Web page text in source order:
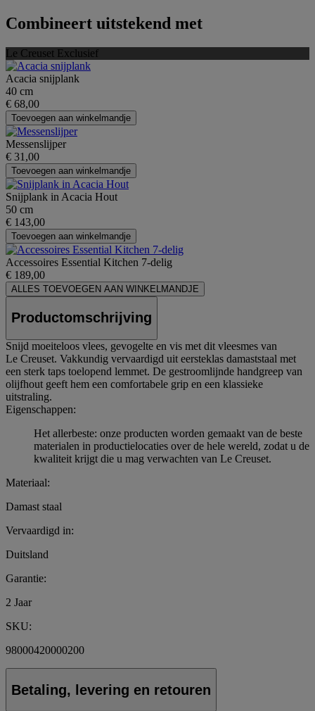
Combineert uitstekend met
Le Creuset Exclusief
Acacia snijplank
40 cm
€ 68,00
Toevoegen aan winkelmandje
Messenslijper
€ 31,00
Toevoegen aan winkelmandje
Snijplank in Acacia Hout
50 cm
€ 143,00
Toevoegen aan winkelmandje
Accessoires Essential Kitchen 7-delig
€ 189,00
ALLES TOEVOEGEN AAN WINKELMANDJE
Productomschrijving
Snijd moeiteloos vlees, gevogelte en vis met dit vleesmes van
Le Creuset. Vakkundig vervaardigd uit eersteklas damaststaal met
een sterk taps toelopend lemmet. De gestroomlijnde handgreep van
olijfhout geeft hem een comfortabele grip en een klassieke
uitstraling.
Eigenschappen:
Het allerbeste: onze producten worden gemaakt van de beste
materialen in productielocaties over de hele wereld, zodat u de
kwaliteit krijgt die u mag verwachten van Le Creuset.
Materiaal:
Damast staal
Vervaardigd in:
Duitsland
Garantie:
2 Jaar
SKU:
98000420000200
Betaling, levering en retouren